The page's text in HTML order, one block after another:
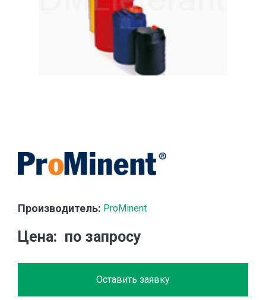
Производитель: ProMinent
Цена по запросу
Оставить заявку